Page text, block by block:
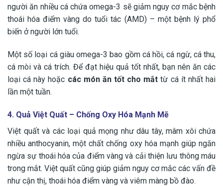
người ăn nhiều cá chứa omega-3 sẽ giảm nguy cơ mắc bệnh
thoái hóa điểm vàng do tuổi tác (AMD) – một bệnh lý phổ
biến ở người lớn tuổi.
Một số loại cá giàu omega-3 bao gồm cá hồi, cá ngừ, cá thu,
cá mòi và cá trích. Để đạt hiệu quả tốt nhất, bạn nên ăn các
loại cá này hoặc các món ăn tốt cho mắt từ cá ít nhất hai
lần một tuần.
4. Quả Việt Quất – Chống Oxy Hóa Mạnh Mẽ
Việt quất và các loại quả mọng như dâu tây, mâm xôi chứa
nhiều anthocyanin, một chất chống oxy hóa mạnh giúp ngăn
ngừa sự thoái hóa của điểm vàng và cải thiện lưu thông máu
trong mắt. Việt quất cũng giúp giảm nguy cơ mắc các vấn đề
như cận thị, thoái hóa điểm vàng và viêm màng bồ đào.